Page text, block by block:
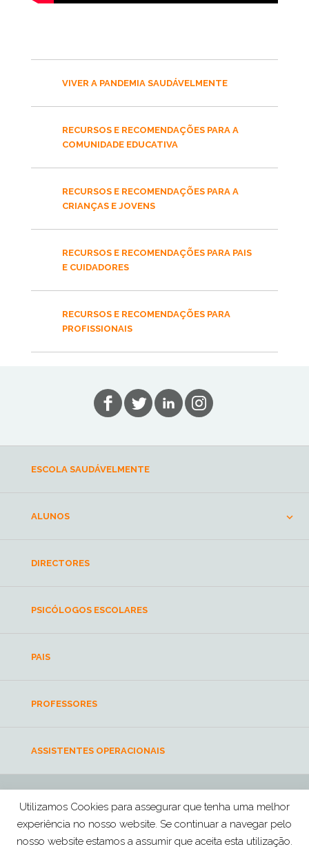
VIVER A PANDEMIA SAUDÁVELMENTE
RECURSOS E RECOMENDAÇÕES PARA A
COMUNIDADE EDUCATIVA
RECURSOS E RECOMENDAÇÕES PARA A
CRIANÇAS E JOVENS
RECURSOS E RECOMENDAÇÕES PARA PAIS
E CUIDADORES
RECURSOS E RECOMENDAÇÕES PARA
PROFISSIONAIS
ESCOLA SAUDÁVELMENTE
ALUNOS
DIRECTORES
PSICÓLOGOS ESCOLARES
PAIS
PROFESSORES
ASSISTENTES OPERACIONAIS
escolasaudavelmente@ordemdospsicologos.pt
Ordem dos Psicólogos Portugueses © 2026 Todos os direitos reservados
Utilizamos Cookies para assegurar que tenha uma melhor
experiência no nosso website. Se continuar a navegar pelo
nosso website estamos a assumir que aceita esta utilização.